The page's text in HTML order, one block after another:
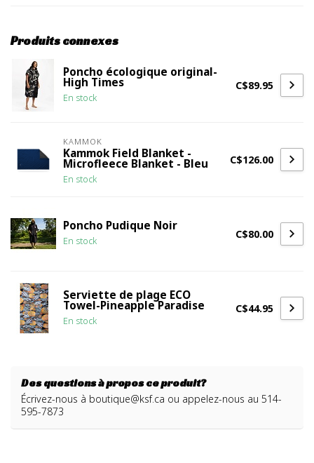
Produits connexes
Poncho écologique original-
High Times
En stock
C$89.95
KAMMOK
Kammok Field Blanket -
Microfleece Blanket - Bleu
En stock
C$126.00
Poncho Pudique Noir
En stock
C$80.00
Serviette de plage ECO
Towel-Pineapple Paradise
En stock
C$44.95
Des questions à propos ce produit?
Écrivez-nous à boutique@ksf.ca ou appelez-nous au 514-
595-7873